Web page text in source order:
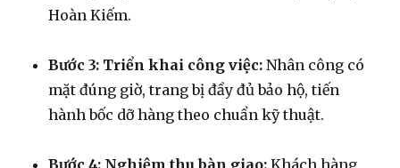
Hoàn Kiếm.
Bước 3: Triển khai công việc: Nhân công có
mặt đúng giờ, trang bị đầy đủ bảo hộ, tiến
hành bốc dỡ hàng theo chuẩn kỹ thuật.
Bước 4: Nghiệm thu bàn giao: Khách hàng